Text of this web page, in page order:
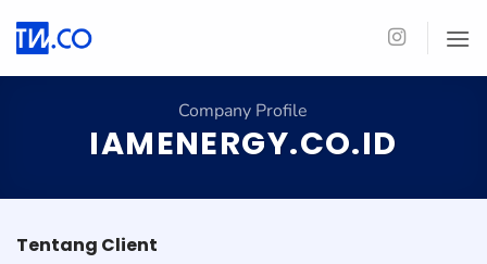
Company Profile
IAMENERGY.CO.ID
Tentang Client